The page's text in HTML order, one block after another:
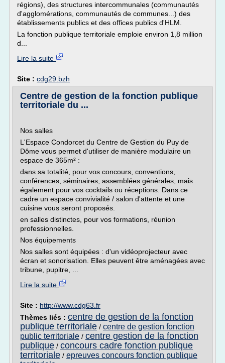
régions), des structures intercommunales (communautés
d'agglomérations, communautés de communes...) des
établissements publics et des offices publics d'HLM.
La fonction publique territoriale emploie environ 1,8 million
d...
Lire la suite
Site : cdg29.bzh
Centre de gestion de la fonction publique
territoriale du ...
Nos salles
L'Espace Condorcet du Centre de Gestion du Puy de
Dôme vous permet d'utiliser de manière modulaire un
espace de 365m² :
dans sa totalité, pour vos concours, conventions,
conférences, séminaires, assemblées générales, mais
également pour vos cocktails ou réceptions. Dans ce
cadre un espace convivialité / salon d'attente et une
cuisine vous seront proposés.
en salles distinctes, pour vos formations, réunion
professionnelles.
Nos équipements
Nos salles sont équipées : d'un vidéoprojecteur avec
écran et sonorisation. Elles peuvent être aménagées avec
tribune, pupitre, ...
Lire la suite
Site : http://www.cdg63.fr
Thèmes liés : centre de gestion de la fonction
publique territoriale / centre de gestion fonction
public territoriale / centre gestion de la fonction
publique / concours cadre fonction publique
territoriale / epreuves concours fonction publique